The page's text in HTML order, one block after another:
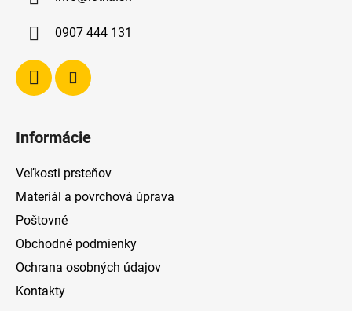
0907 444 131
Informácie
Veľkosti prsteňov
Materiál a povrchová úprava
Poštovné
Obchodné podmienky
Ochrana osobných údajov
Kontakty